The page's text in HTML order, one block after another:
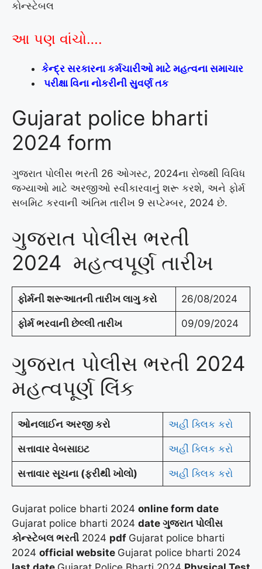
કોન્સ્ટેબલ
આ પણ વાંચો….
કેન્દ્ર સરકારના કર્મચારીઓ માટે મહત્વના સમાચાર
પરીક્ષા વિના નોકરીની સુવર્ણ તક
Gujarat police bharti
2024 form
ગુજરાત પોલીસ ભરતી 26 ઓગસ્ટ, 2024ના રોજથી વિવિધ
જગ્યાઓ માટે અરજીઓ સ્વીકારવાનું શરૂ કરશે, અને ફોર્મ
સબમિટ કરવાની અંતિમ તારીખ 9 સપ્ટેમ્બર, 2024 છે.
ગુજરાત પોલીસ ભરતી
2024 મહત્વપૂર્ણ તારીખ
ફોર્મની શરૂઆતની તારીખ લાગુ કરો 26/08/2024
ફોર્મ ભરવાની છેલ્લી તારીખ 09/09/2024
ગુજરાત પોલીસ ભરતી 2024
મહત્વપૂર્ણ લિંક
ઓનલાઈન અરજી કરો અહીં ક્લિક કરો
સત્તાવાર વેબસાઇટ અહીં ક્લિક કરો
સત્તાવાર સૂચના (ફરીથી ખોલો) અહીં ક્લિક કરો
Gujarat police bharti 2024 online form date
Gujarat police bharti 2024 date ગુજરાત પોલીસ
કોન્સ્ટેબલ ભરતી 2024 pdf Gujarat police bharti
2024 official website Gujarat police bharti 2024